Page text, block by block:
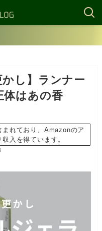
かし】ランナー
体はあの香
れており、Amazonのア
入を得ています。